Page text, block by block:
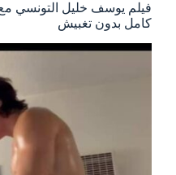
كامل بدون تغبيش